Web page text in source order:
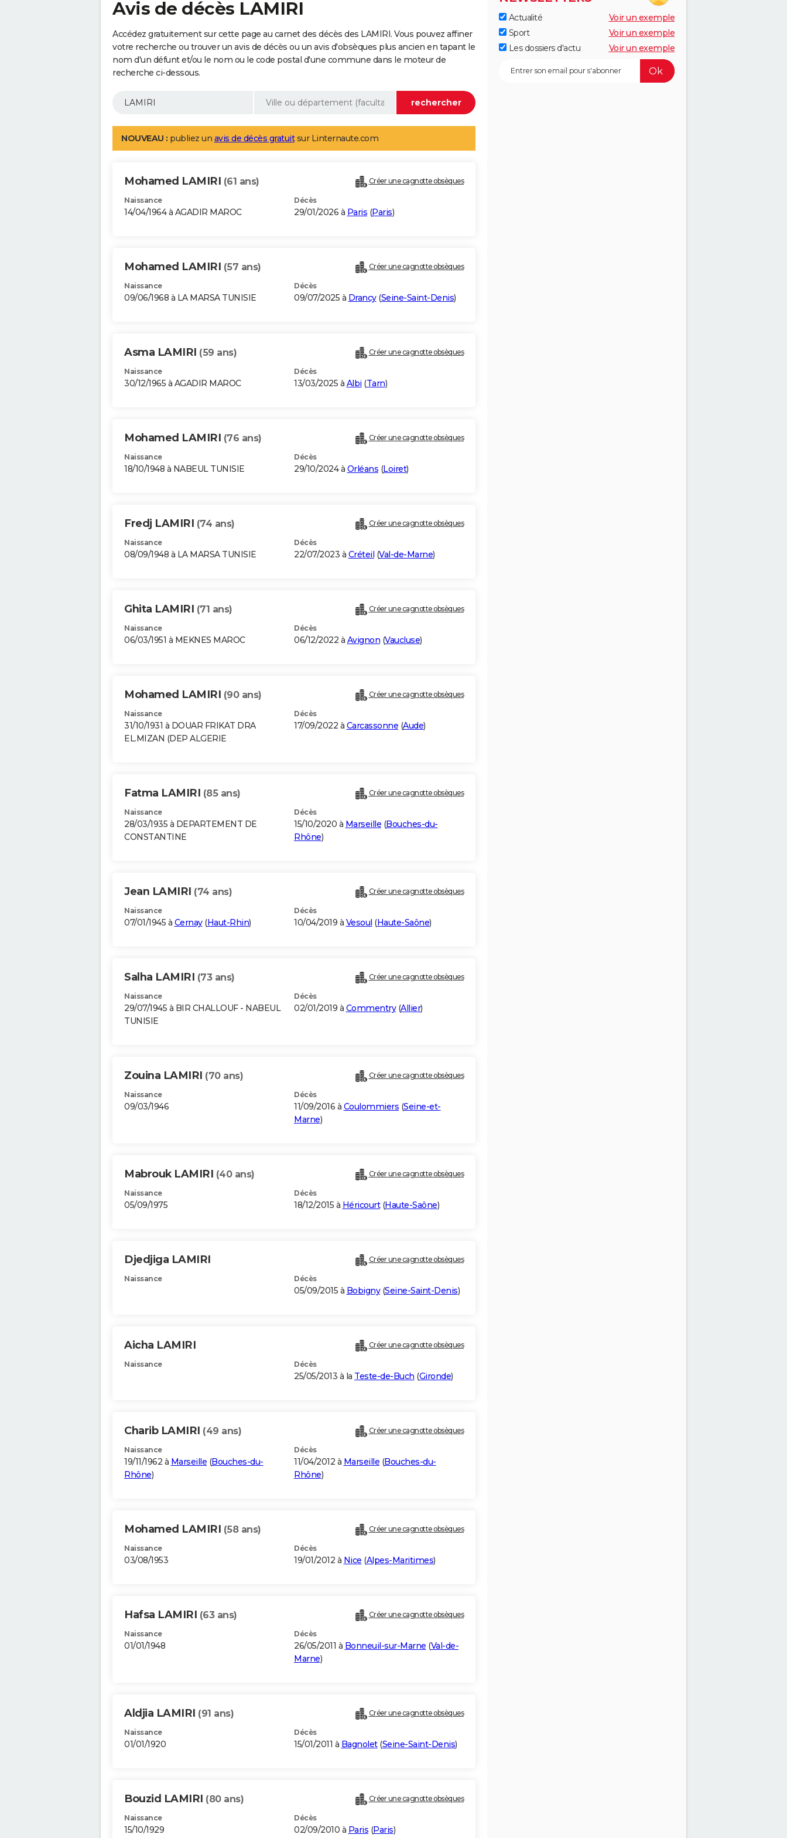
Avis de décès LAMIRI
Accédez gratuitement sur cette page au carnet des décès des LAMIRI. Vous pouvez affiner
votre recherche ou trouver un avis de décès ou un avis d'obsèques plus ancien en tapant le
nom d'un défunt et/ou le nom ou le code postal d'une commune dans le moteur de
recherche ci-dessous.
NOUVEAU : publiez un avis de décès gratuitsur Linternaute.com
Mohamed LAMIRI (61 ans) Créer une cagnotte obsèques
Naissance
14/04/1964 à AGADIR MAROC
Décès
29/01/2026 à Paris (Paris)
Mohamed LAMIRI (57 ans) Créer une cagnotte obsèques
Naissance
09/06/1968 à LA MARSA TUNISIE
Décès
09/07/2025 à Drancy(Seine-Saint-Denis)
Asma LAMIRI (59 ans) Créer une cagnotte obsèques
Naissance
30/12/1965 à AGADIR MAROC
Décès
13/03/2025 à Albi (Tarn)
Mohamed LAMIRI (76 ans) Créer une cagnotte obsèques
Naissance
18/10/1948 à NABEUL TUNISIE
Décès
29/10/2024 à Orléans (Loiret)
Fredj LAMIRI (74 ans) Créer une cagnotte obsèques
Naissance
08/09/1948 à LA MARSA TUNISIE
Décès
22/07/2023 à Créteil (Val-de-Marne)
Ghita LAMIRI (71 ans) Créer une cagnotte obsèques
Naissance
06/03/1951 à MEKNES MAROC
Décès
06/12/2022 à Avignon (Vaucluse)
Mohamed LAMIRI (90 ans) Créer une cagnotte obsèques
Naissance
31/10/1931 à DOUAR FRIKAT DRA
EL.MIZAN (DEP ALGERIE
Décès
17/09/2022 à Carcassonne (Aude)
Fatma LAMIRI (85 ans) Créer une cagnotte obsèques
Naissance
28/03/1935 à DEPARTEMENT DE
CONSTANTINE
Décès
15/10/2020 à Marseille (Bouches-du-
Rhône)
Jean LAMIRI (74 ans) Créer une cagnotte obsèques
Naissance
07/01/1945 à Cernay(Haut-Rhin)
Décès
10/04/2019 à Vesoul (Haute-Saône)
Salha LAMIRI (73 ans) Créer une cagnotte obsèques
Naissance
29/07/1945 à BIR CHALLOUF - NABEUL
TUNISIE
Décès
02/01/2019 à Commentry(Allier)
Zouina LAMIRI (70 ans) Créer une cagnotte obsèques
Naissance
09/03/1946
Décès
11/09/2016 à Coulommiers (Seine-et-
Marne)
Mabrouk LAMIRI (40 ans) Créer une cagnotte obsèques
Naissance
05/09/1975
Décès
18/12/2015 à Héricourt(Haute-Saône)
Djedjiga LAMIRI Créer une cagnotte obsèques
Naissance Décès
05/09/2015 à Bobigny(Seine-Saint-Denis)
Aicha LAMIRI Créer une cagnotte obsèques
Naissance Décès
25/05/2013 à la Teste-de-Buch (Gironde)
Charib LAMIRI (49 ans) Créer une cagnotte obsèques
Naissance
19/11/1962 à Marseille (Bouches-du-
Rhône)
Décès
11/04/2012 à Marseille (Bouches-du-
Rhône)
Mohamed LAMIRI (58 ans) Créer une cagnotte obsèques
Naissance
03/08/1953
Décès
19/01/2012 à Nice (Alpes-Maritimes)
Hafsa LAMIRI (63 ans) Créer une cagnotte obsèques
Naissance
01/01/1948
Décès
26/05/2011 à Bonneuil-sur-Marne (Val-de-
Marne)
Aldjia LAMIRI (91 ans) Créer une cagnotte obsèques
Naissance
01/01/1920
Décès
15/01/2011 à Bagnolet(Seine-Saint-Denis)
Bouzid LAMIRI (80 ans) Créer une cagnotte obsèques
Naissance
15/10/1929
Décès
02/09/2010 à Paris (Paris)
Actualité
Voir un exemple
Sport
Voir un exemple
Les dossiers d'actu
Voir un exemple